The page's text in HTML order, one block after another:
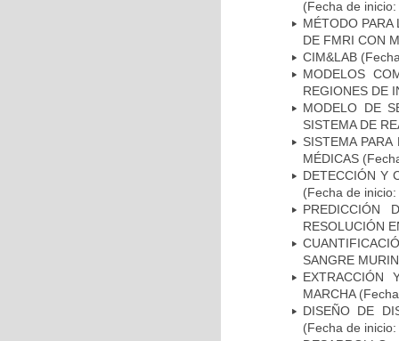
(Fecha de
MÉTODO PARA
DE FMRI CON
CIM&LAB
MODELOS
REGIONES DE
MODELO DE
SISTEMA DE
SISTEMA
MÉDICAS
DETECCIÓN Y
(Fecha de
PREDICCIÓN
RESOLUCIÓN
SANGRE
EXTRACCIÓN
MARCHA
DISEÑO DE
(Fecha de